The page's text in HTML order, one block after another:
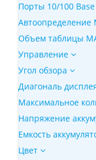
Порты 10/100 Base
Автоопределение
Объем таблицы
Управление
Угол обзора
Диагональ
Максимальное
Напряжение
Емкость
Цвет